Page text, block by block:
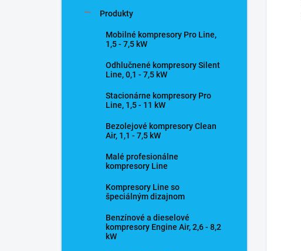
Produkty
Mobilné kompresory Pro Line,
1,5 - 7,5 kW
Odhlučnené kompresory Silent
Line, 0,1 - 7,5 kW
Stacionárne kompresory Pro
Line, 1,5 - 11 kW
Bezolejové kompresory Clean
Air, 1,1 - 7,5 kW
Malé profesionálne
kompresory Line
Kompresory Line so
špeciálným dizajnom
Benzínové a dieselové
kompresory Engine Air, 2,6 - 8,2
kW